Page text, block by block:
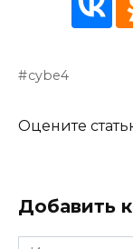
cybe4
Оцените
Добавить